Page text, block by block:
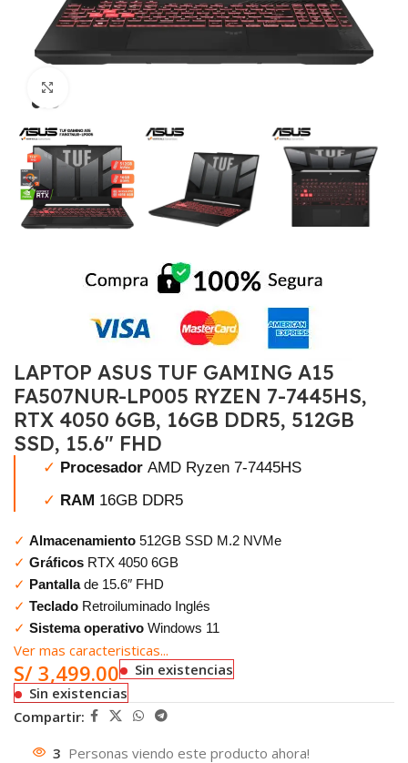
LAPTOP ASUS TUF GAMING A15
FA507NUR-LP005 RYZEN 7-7445HS,
RTX 4050 6GB, 16GB DDR5, 512GB
SSD, 15.6″ FHD
✓ Procesador AMD Ryzen 7-7445HS
✓ RAM 16GB DDR5
✓ Almacenamiento 512GB SSD M.2 NVMe
✓ Gráficos RTX 4050 6GB
✓ Pantallade 15.6″ FHD
✓ Teclado Retroiluminado Inglés
✓ Sistema operativo Windows 11
Ver mas caracteristicas...
S/ 3,499.00
Sin existencias
Sin existencias
Compartir:
3 Personas viendo este producto ahora!